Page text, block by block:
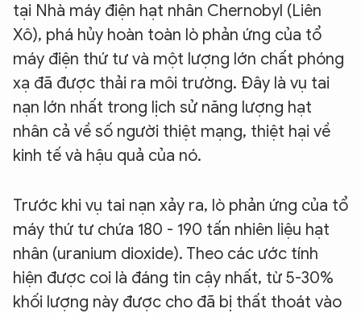
tại Nhà máy điện hạt nhân Chernobyl (Liên
Xô), phá hủy hoàn toàn lò phản ứng của tổ
máy điện thứ tư và một lượng lớn chất phóng
xạ đã được thải ra môi trường. Đây là vụ tai
nạn lớn nhất trong lịch sử năng lượng hạt
nhân cả về số người thiệt mạng, thiệt hại về
kinh tế và hậu quả của nó.
Trước khi vụ tai nạn xảy ra, lò phản ứng của tổ
máy thứ tư chứa 180 - 190 tấn nhiên liệu hạt
nhân (uranium dioxide). Theo các ước tính
hiện được coi là đáng tin cậy nhất, từ 5-30%
khối lượng này được cho đã bị thất thoát vào
Hãy hỏi tôi bất kỳ điều gì bạn cần biết về
An Ninh Thủ Đô nhé. Tôi sẵn sàng hỗ trợ!